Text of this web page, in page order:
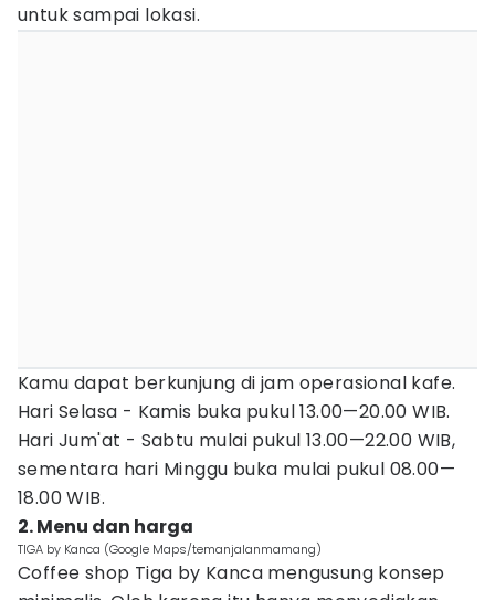
untuk sampai lokasi.
Kamu dapat berkunjung di jam operasional kafe.
Hari Selasa - Kamis buka pukul 13.00—20.00 WIB.
Hari Jum'at - Sabtu mulai pukul 13.00—22.00 WIB,
sementara hari Minggu buka mulai pukul 08.00—
18.00 WIB.
2. Menu dan harga
TIGA by Kanca (Google Maps/temanjalanmamang)
Coffee shop Tiga by Kanca mengusung konsep